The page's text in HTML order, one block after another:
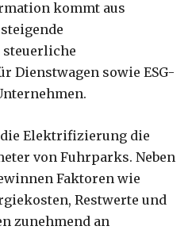
kommt aus
Dienstwagen sowie ESG-
Elektrifizierung die
von Fuhrparks. Neben
Faktoren wie
Restwerte und
zunehmend an